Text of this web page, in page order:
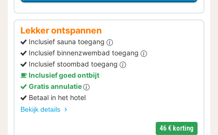
Lekker ontspannen
Inclusief sauna toegang
Inclusief binnenzwembad toegang
Inclusief stoombad toegang
Inclusief goed ontbijt
Gratis annulatie
Betaal in het hotel
Bekijk details
46 € korting